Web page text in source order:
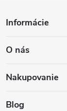
p
ä
Informácie
O nás
Nakupovanie
Blog